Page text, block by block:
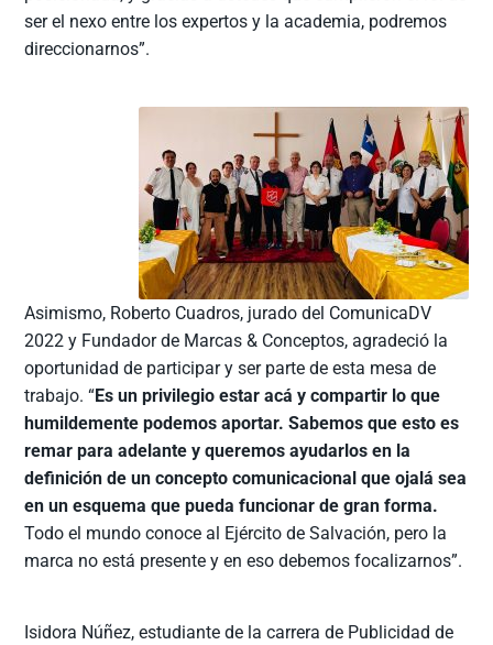
ser el nexo entre los expertos y la academia, podremos
direccionarnos”.
Asimismo, Roberto Cuadros, jurado del ComunicaDV
2022 y Fundador de Marcas & Conceptos, agradeció la
oportunidad de participar y ser parte de esta mesa de
trabajo. “Es un privilegio estar acá y compartir lo que
humildemente podemos aportar. Sabemos que esto es
remar para adelante y queremos ayudarlos en la
definición de un concepto comunicacional que ojalá sea
en un esquema que pueda funcionar de gran forma.
Todo el mundo conoce al Ejército de Salvación, pero la
marca no está presente y en eso debemos focalizarnos”.
Isidora Núñez, estudiante de la carrera de Publicidad de